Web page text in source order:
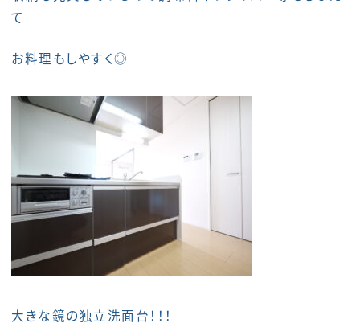
て
お料理もしやすく◎
大きな鏡の独立洗面台！！！